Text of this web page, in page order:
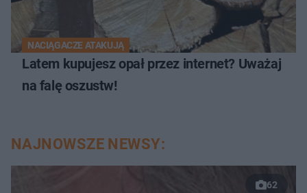
NACIĄGACZE ATAKUJĄ
Latem kupujesz opał przez internet? Uważaj
na falę oszustw!
NAJNOWSZE NEWSY:
62